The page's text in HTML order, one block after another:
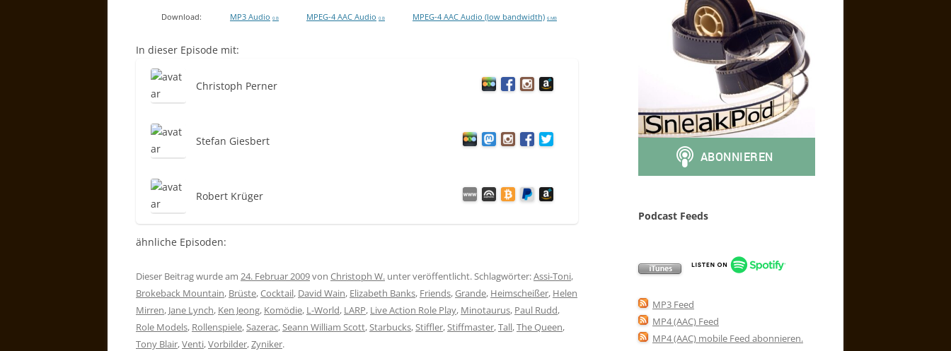
Download: MP3 Audio 0 B MPEG-4 AAC Audio 0 B MPEG-4 AAC Audio (low bandwidth) 6 MB
In dieser Episode mit:
Christoph Perner
Stefan Giesbert
Robert Krüger
ähnliche Episoden:
Dieser Beitrag wurde am 24. Februar 2009von Christoph W. unter veröffentlicht. Schlagwörter:Assi-Toni,
Brokeback Mountain, Brüste,Cocktail, David Wain, Elizabeth Banks, Friends,Grande, Heimscheißer, Helen
Mirren, Jane Lynch, Ken Jeong, Komödie, L-World, LARP, Live Action Role Play, Minotaurus, Paul Rudd,
Role Models, Rollenspiele,Sazerac,Seann William Scott,Starbucks,Stiffler,Stiffmaster,Tall,The Queen,
Tony Blair,Venti,Vorbilder,Zyniker.
Podcast Feeds
MP3 Feed
MP4 (AAC) Feed
MP4 (AAC) mobile Feed abonnieren.